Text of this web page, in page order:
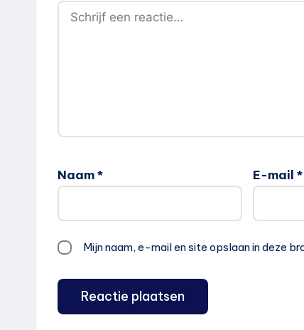
Naam* E-mail *
Mijn naam, e-mail en site opslaan in deze